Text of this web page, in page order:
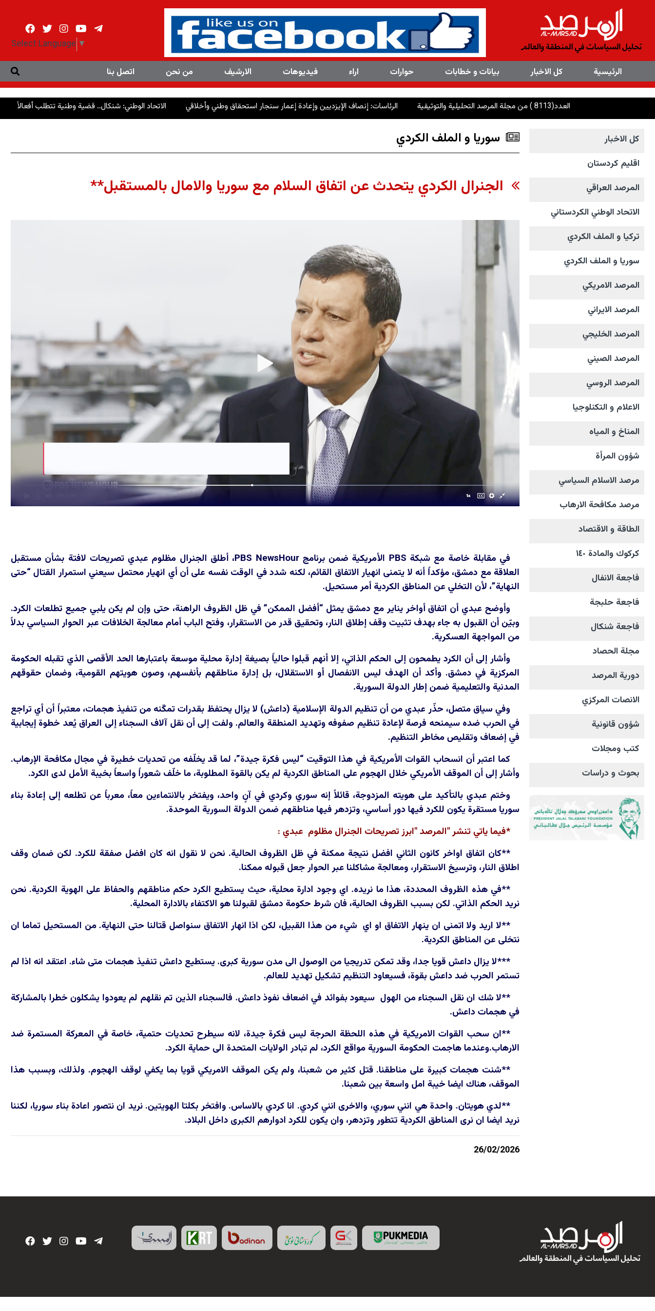
Select Language ▼
الرئیسیة کل الاخبار بیانات و خطابات حوارات اراء فیدیوهات الارشیف من نحن اتصل بنا
×
الرئاسات: إنصاف الإيزديين وإعادة إعمار سنجار استحقاق وطني وأخلاقي الاتحاد الوطني: شنكال.. قضية وطنية تتطلب أفعالاً تتجاوز
کل الاخبار
اقليم كردستان
المرصد العراقي
الاتحاد الوطني الکردستاني
تركيا و الملف الکردي
سوريا و الملف الکردي
المرصد الامریکي
المرصد الايراني
المرصد الخليجي
المرصد الصيني
المرصد الروسي
الاعلام و التکنلوجیا
المناخ و المیاه
شؤون المرأة
مرصد الاسلام السياسي
مرصد مكافحة الارهاب
الطاقة و الاقتصاد
كركوك والمادة ١٤٠
فاجعة الانفال
فاجعة حلبجة
فاجعة شنكال
مجلة الحصاد
دورية المرصد
الانصات المرکزي
شؤون قانونية
كتب ومجلات
بحوث و دراسات
سوريا و الملف الکردي
الجنرال الكردي يتحدث عن اتفاق السلام مع سوريا والامال بالمستقبل**
في مقابلة خاصة مع شبكة PBS الأمريكية ضمن برنامجPBS NewsHour، أطلق الجنرال مظلوم عبدي تصريحات لافتة بشأن مستقبل
العلاقة مع دمشق، مؤكداً أنه لا يتمنى انهيار الاتفاق القائم، لكنه شدد في الوقت نفسه على أن أي انهيار محتمل سيعني استمرار القتال “حتى
النهاية”، لأن التخلي عن المناطق الكردية أمر مستحيل.
وأوضح عبدي أن اتفاق أواخر يناير مع دمشق يمثل “أفضل الممكن” في ظل الظروف الراهنة، حتى وإن لم يكن يلبي جميع تطلعات الكرد.
وبيّن أن القبول به جاء بهدف تثبيت وقف إطلاق النار، وتحقيق قدر من الاستقرار، وفتح الباب أمام معالجة الخلافات عبر الحوار السياسي بدلاً
من المواجهة العسكرية.
وأشار إلى أن الكرد يطمحون إلى الحكم الذاتي، إلا أنهم قبلوا حالياً بصيغة إدارة محلية موسعة باعتبارها الحد الأقصى الذي تقبله الحكومة
المركزية في دمشق. وأكد أن الهدف ليس الانفصال أو الاستقلال، بل إدارة مناطقهم بأنفسهم، وصون هويتهم القومية، وضمان حقوقهم
المدنية والتعليمية ضمن إطار الدولة السورية.
وفي سياق متصل، حذّر عبدي من أن تنظيم الدولة الإسلامية (داعش) لا يزال يحتفظ بقدرات تمكّنه من تنفيذ هجمات، معتبراً أن أي تراجع
في الحرب ضده سيمنحه فرصة لإعادة تنظيم صفوفه وتهديد المنطقة والعالم. ولفت إلى أن نقل آلاف السجناء إلى العراق يُعد خطوة إيجابية
في إضعاف وتقليص مخاطر التنظيم.
كما اعتبر أن انسحاب القوات الأمريكية في هذا التوقيت “ليس فكرة جيدة”، لما قد يخلّفه من تحديات خطيرة في مجال مكافحة الإرهاب.
وأشار إلى أن الموقف الأمريكي خلال الهجوم على المناطق الكردية لم يكن بالقوة المطلوبة، ما خلّف شعوراً واسعاً بخيبة الأمل لدى الكرد.
وختم عبدي بالتأكيد على هويته المزدوجة، قائلاً إنه سوري وكردي في آنٍ واحد، ويفتخر بالانتماءين معاً، معرباً عن تطلعه إلى إعادة بناء
سوريا مستقرة يكون للكرد فيها دور أساسي، وتزدهر فيها مناطقهم ضمن الدولة السورية الموحدة.
*فيما ياتي تنشر "المرصد "ابرز تصريحات الجنرال مظلوم عبدي :
**كان اتفاق اواخر كانون الثاني افضل نتيجة ممكنة في ظل الظروف الحالية. نحن لا نقول انه كان افضل صفقة للكرد. لكن ضمان وقف
اطلاق النار، وترسيخ الاستقرار، ومعالجة مشاكلنا عبر الحوار جعل قبوله ممكنا.
**في هذه الظروف المحددة، هذا ما نريده. اي وجود ادارة محلية، حيث يستطيع الكرد حكم مناطقهم والحفاظ على الهوية الكردية. نحن
نريد الحكم الذاتي. لكن بسبب الظروف الحالية، فان شرط حكومة دمشق لقبولنا هو الاكتفاء بالادارة المحلية.
**لا اريد ولا اتمنى ان ينهار الاتفاق او اي شيء من هذا القبيل، لكن اذا انهار الاتفاق سنواصل قتالنا حتى النهاية. من المستحيل تماما ان
نتخلى عن المناطق الكردية.
***لا يزال داعش قويا جدا، وقد تمكن تدريجيا من الوصول الى مدن سورية كبرى. يستطيع داعش تنفيذ هجمات متى شاء. اعتقد انه اذا لم
تستمر الحرب ضد داعش بقوة، فسيعاود التنظيم تشكيل تهديد للعالم.
**لا شك ان نقل السجناء من الهول سيعود بفوائد في اضعاف نفوذ داعش. فالسجناء الذين تم نقلهم لم يعودوا يشكلون خطرا بالمشاركة
في هجمات داعش.
**ان سحب القوات الامريكية في هذه اللحظة الحرجة ليس فكرة جيدة، لانه سيطرح تحديات حتمية، خاصة في المعركة المستمرة ضد
الارهاب.وعندما هاجمت الحكومة السورية مواقع الكرد، لم تبادر الولايات المتحدة الى حماية الكرد.
**شنت هجمات كبيرة على مناطقنا. قتل كثير من شعبنا، ولم يكن الموقف الامريكي قويا بما يكفي لوقف الهجوم. ولذلك، وبسبب هذا
الموقف، هناك ايضا خيبة امل واسعة بين شعبنا.
**لدي هويتان. واحدة هي انني سوري، والاخرى انني كردي. انا كردي بالاساس. وافتخر بكلتا الهويتين. نريد ان نتصور اعادة بناء سوريا، لكننا
نريد ايضا ان نرى المناطق الكردية تتطور وتزدهر، وان يكون للكرد ادوارهم الكبرى داخل البلاد.
26/02/2026